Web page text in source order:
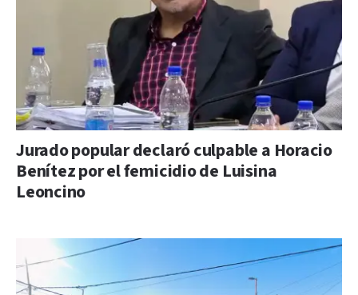
Jurado popular declaró culpable a Horacio
Benítez por el femicidio de Luisina
Leoncino